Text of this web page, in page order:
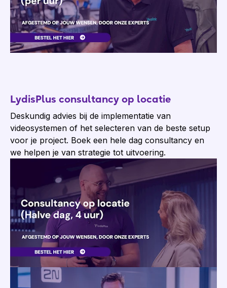
LydisPlus consultancy op locatie
Deskundig advies bij de implementatie van
videosystemen of het selecteren van de beste setup
voor je project. Boek een hele dag consultancy en
we helpen je van strategie tot uitvoering.